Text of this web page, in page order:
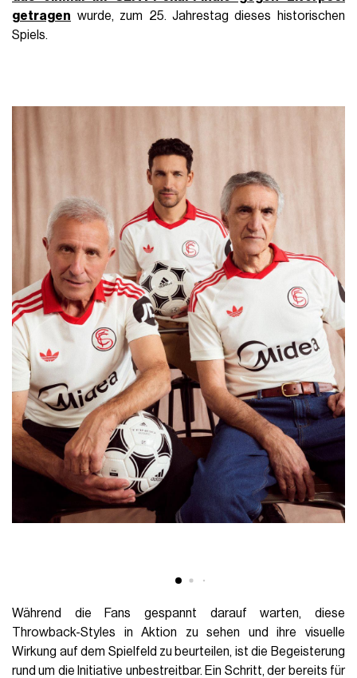
getragen wurde, zum 25. Jahrestag dieses historischen
Spiels.
Während die Fans gespannt darauf warten, diese
Throwback-Styles in Aktion zu sehen und ihre visuelle
Wirkung auf dem Spielfeld zu beurteilen, ist die Begeisterung
rund um die Initiative unbestreitbar. Ein Schritt, der bereits für